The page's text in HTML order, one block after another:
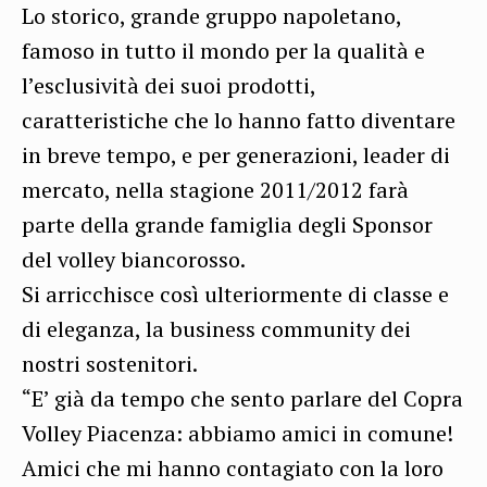
Lo storico, grande gruppo napoletano,
famoso in tutto il mondo per la qualità e
l’esclusività dei suoi prodotti,
caratteristiche che lo hanno fatto diventare
in breve tempo, e per generazioni, leader di
mercato, nella stagione 2011/2012 farà
parte della grande famiglia degli Sponsor
del volley biancorosso.
Si arricchisce così ulteriormente di classe e
di eleganza, la business community dei
nostri sostenitori.
“E’ già da tempo che sento parlare del Copra
Volley Piacenza: abbiamo amici in comune!
Amici che mi hanno contagiato con la loro